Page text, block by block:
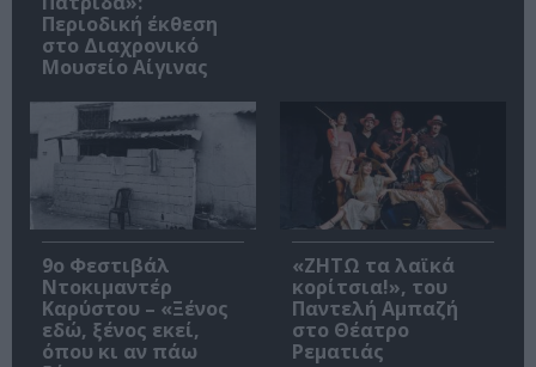
Περιοδική έκθεση
στο Διαχρονικό
Μουσείο Αίγινας
9ο Φεστιβάλ
Ντοκιμαντέρ
Καρύστου – «Ξένος
εδώ, ξένος εκεί,
όπου κι αν πάω
«ΖΗΤΩ τα λαϊκά
κορίτσια!», του
Παντελή Αμπαζή
στο Θέατρο
Ρεματιάς